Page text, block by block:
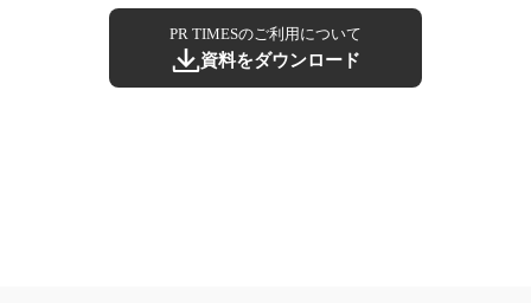
PR TIMESのご利用について
資料をダウンロード